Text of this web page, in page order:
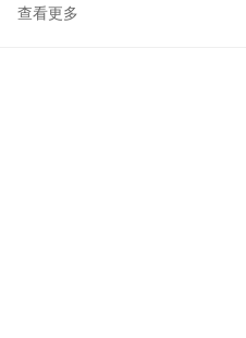
查看更多